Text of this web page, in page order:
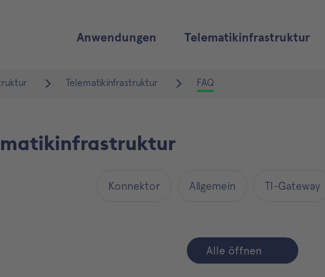
Anwendungen Telematikinfrastruktur
Telematikinfrastruktur FAQ
Konnektor Allgemein TI-Gateway
Alle öffnen